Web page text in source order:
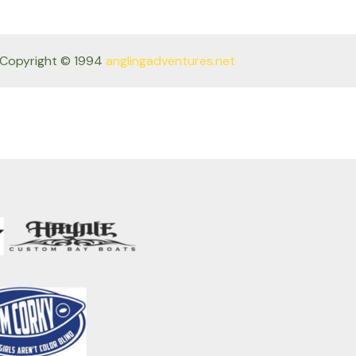
© 1994 anglingadventures.net